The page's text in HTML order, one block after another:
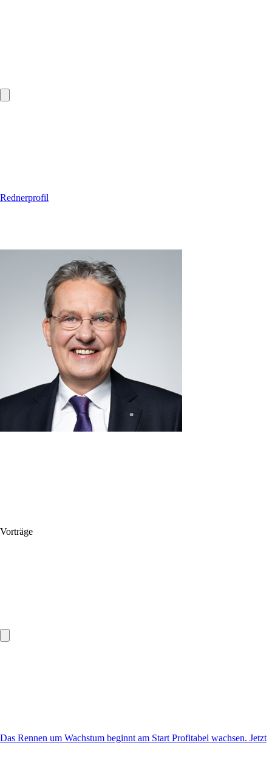
Rednerprofil
Vorträge
Das Rennen um Wachstum beginnt am Start Profitabel wachsen. Jetzt